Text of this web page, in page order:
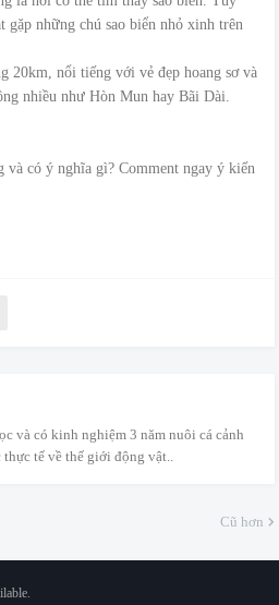
những chú sao biển nhỏ xinh trên
20km, nổi tiếng với vẻ đẹp hoang sơ và
nhiều như Hòn Mun hay Bãi Dài.
và có ý nghĩa gì? Comment ngay ý kiến
và có kinh nghiệm 3 năm nuôi cá cảnh
tế về thế giới động vật..
Cũ hơn